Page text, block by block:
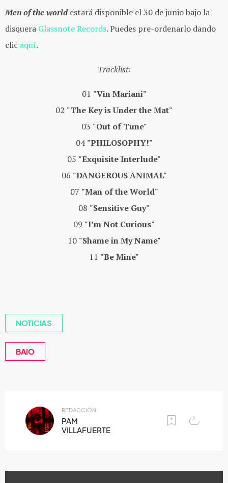
Men of the worldestará disponible el 30 de junio bajo la
disquera Glassnote Records. Puedes pre-ordenarlo dando
clic aquí.
Tracklist:
01 "Vin Mariani"
02 "The Key is Under the Mat"
03 "Out of Tune"
04"PHILOSOPHY!"
05 "Exquisite Interlude"
06 "DANGEROUS ANIMAL"
07 "Man of the World"
08 "Sensitive Guy"
09 "I’m Not Curious"
10 "Shame in My Name"
11 "Be Mine"
NOTICIAS
BAIO
REDACCIÓN:
PAM
VILLAFUERTE